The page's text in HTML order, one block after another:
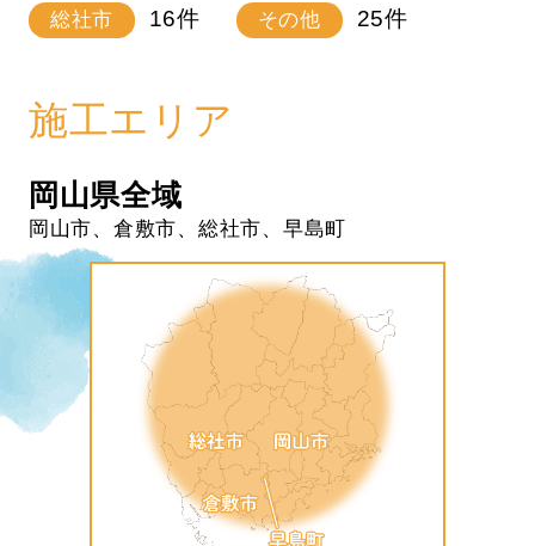
総社市 16件 その他 25件
施工エリア
岡山県全域
岡山市、倉敷市、総社市、早島町